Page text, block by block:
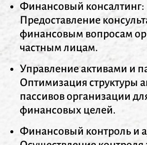
Финансовый консалтинг:
Предоставление
финансовым вопросам
частным лицам.
Управление активами и
Оптимизация структуры
пассивов организации
финансовых целей.
Финансовый контроль и